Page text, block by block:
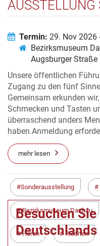
Termin: 29. Nov 2026
Bezirksmuseum
Augsburger
Unsere öffentlichen
Zugang zu den fünf
Gemeinsam erkunden
Schmecken und Tasten
überraschend anders
haben.Anmeldung
mehr lesen
Sonderausstellung
Bezirksmuseum Dachau
Hören Riechen
Besuchen
Deutschlands